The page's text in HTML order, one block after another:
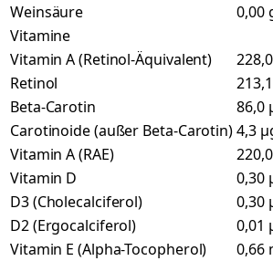
Weinsäure
0,00
Vitamine
Vitamin A (Retinol-Äquivalent)
Retinol
Beta-Carotin
86,0
Carotinoide (außer Beta-Carotin)4,3
Vitamin A (RAE)
Vitamin D
0,30
D3 (Cholecalciferol)
0,30
D2 (Ergocalciferol)
0,01
Vitamin E (Alpha-Tocopherol)
0,66